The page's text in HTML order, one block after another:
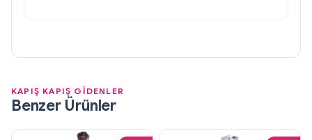
KAPIŞ KAPIŞ GİDENLER
Benzer Ürünler